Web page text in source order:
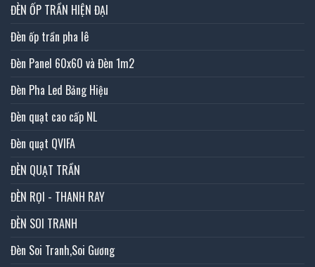
ĐÈN ỐP TRẦN HIỆN ĐẠI
Đèn ốp trần pha lê
Đèn Panel 60x60 và Đèn 1m2
Đèn Pha Led Bảng Hiệu
Đèn quạt cao cấp NL
Đèn quạt QVIFA
ĐÈN QUẠT TRẦN
ĐÈN RỌI - THANH RAY
ĐÈN SOI TRANH
Đèn Soi Tranh,Soi Gương